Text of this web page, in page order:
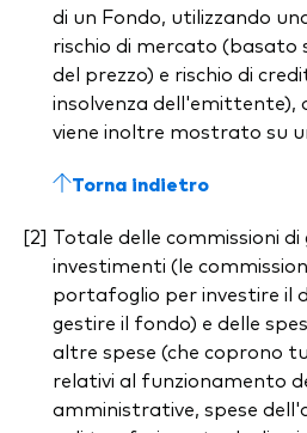
di un Fondo, utilizzando
rischio di mercato (basato
del prezzo) e rischio di
insolvenza dell'emittente),
viene inoltre mostrato su
Torna indietro
Totale delle commissioni di
investimenti (le
portafoglio per investire il
gestire il fondo) e delle
altre spese (che coprono
relativi al funzionamento
amministrative, spese